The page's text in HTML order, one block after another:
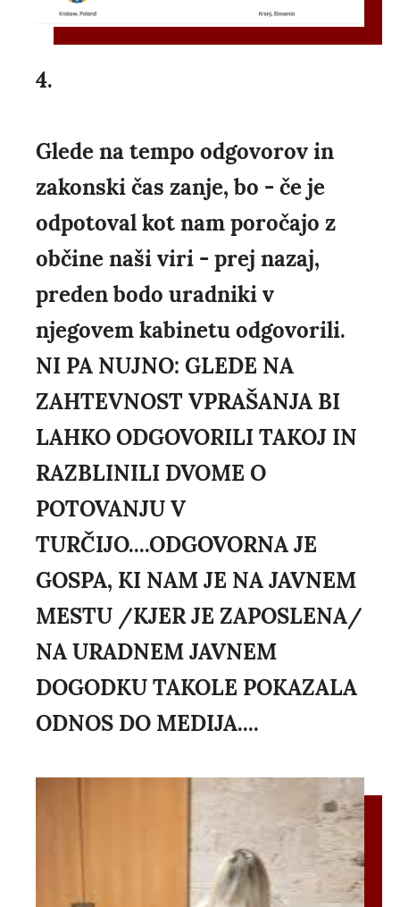
4.
Glede na tempo odgovorov in
zakonski čas zanje, bo - če je
odpotoval kot nam poročajo z
občine naši viri - prej nazaj,
preden bodo uradniki v
njegovem kabinetu odgovorili.
NI PA NUJNO: GLEDE NA
ZAHTEVNOST VPRAŠANJA BI
LAHKO ODGOVORILI TAKOJ IN
RAZBLINILI DVOME O
POTOVANJU V
TURČIJO....ODGOVORNA JE
GOSPA, KI NAM JE NA JAVNEM
MESTU /KJER JE ZAPOSLENA/
NA URADNEM JAVNEM
DOGODKU TAKOLE POKAZALA
ODNOS DO MEDIJA....